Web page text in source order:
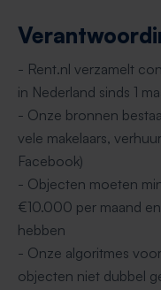
- Rent.nl verzamelt
in Nederland sinds 1
- Onze bronnen
vele makelaars,
Facebook)
- Objecten moeten
€10.000 per maand
hebben
- Onze algoritmes
objecten niet dubbel